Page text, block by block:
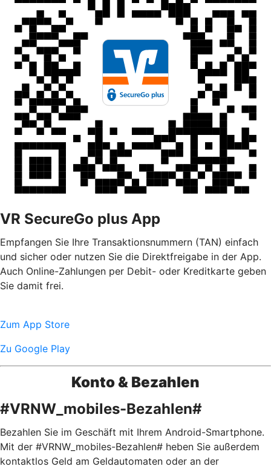
VR SecureGo plus App
Empfangen Sie Ihre Transaktionsnummern (TAN) einfach
und sicher oder nutzen Sie die Direktfreigabe in der App.
Auch Online-Zahlungen per Debit- oder Kreditkarte geben
Sie damit frei.
Zum App Store
Zu Google Play
Konto & Bezahlen
#VRNW_mobiles-Bezahlen#
Bezahlen Sie im Geschäft mit Ihrem Android-Smartphone.
Mit der #VRNW_mobiles-Bezahlen# heben Sie außerdem
kontaktlos Geld am Geldautomaten oder an der